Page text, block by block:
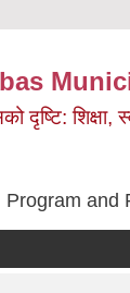
दृष्टि: शिक्षा,
Program and